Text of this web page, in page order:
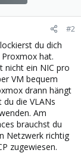
#2
du dich
hat.
nicht ein NIC pro
VM bequem
drann hängt
die VLANs
Am
brauchst du
Netzwerk richtig
zugewiesen.